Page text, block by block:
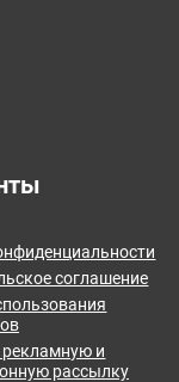
соглашение
рекламную и
рассылку